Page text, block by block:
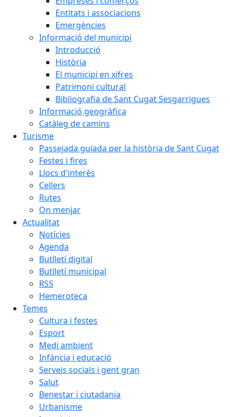
Entitats i associacions
Emergències
Informació del municipi
Introducció
Història
El municipi en xifres
Patrimoni cultural
Bibliografia de Sant Cugat Sesgarrigues
Informació geogràfica
Catàleg de camins
Turisme
Passejada guiada per la història de Sant Cugat
Festes i fires
Llocs d'interès
Cellers
Rutes
On menjar
Actualitat
Notícies
Agenda
Butlletí digital
Butlletí municipal
RSS
Hemeroteca
Temes
Cultura i festes
Esport
Medi ambient
Infància i educació
Serveis socials i gent gran
Salut
Benestar i ciutadania
Urbanisme